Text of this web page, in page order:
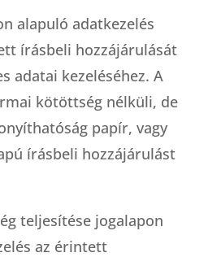
alapuló adatkezelés
írásbeli hozzájárulását
adatai kezeléséhez. A
kötöttség nélküli, de
papír, vagy
írásbeli hozzájárulást
teljesítése jogalapon
az érintett